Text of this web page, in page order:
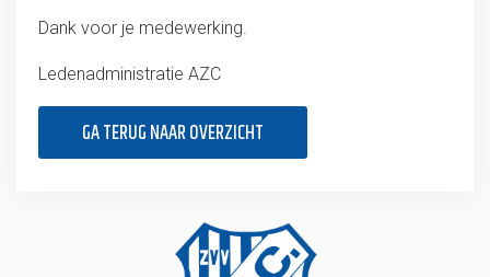
Dank voor je medewerking.
Ledenadministratie AZC
GA TERUG NAAR OVERZICHT